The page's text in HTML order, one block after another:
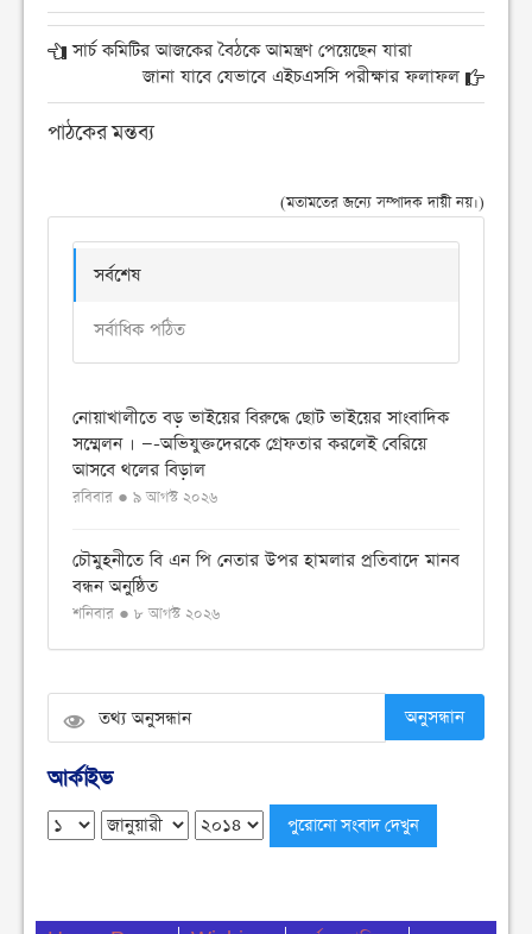
সার্চ কমিটির আজকের বৈঠকে আমন্ত্রণ পেয়েছেন যারা
জানা যাবে যেভাবে এইচএসসি পরীক্ষার ফলাফল
পাঠকের মন্তব্য
(মতামতের জন্যে সম্পাদক দায়ী নয়।)
সর্বশেষ
সর্বাধিক পঠিত
নোয়াখালীতে বড় ভাইয়ের বিরুদ্ধে ছোট ভাইয়ের সাংবাদিক
সম্মেলন । —-অভিযুক্তদেরকে গ্রেফতার করলেই বেরিয়ে
আসবে থলের বিড়াল
রবিবার ● ৯ আগস্ট ২০২৬
চৌমুহনীতে বি এন পি নেতার উপর হামলার প্রতিবাদে মানব
বন্ধন অনুষ্ঠিত
শনিবার ● ৮ আগস্ট ২০২৬
বিএনপি নেতার উপর হামলার প্রতিবাদে চৌমুহনীতে
বিক্ষোভ মিছিল অনুষ্ঠিত
শনিবার ● ৮ আগস্ট ২০২৬
অনুসন্ধান
আর্কাইভ